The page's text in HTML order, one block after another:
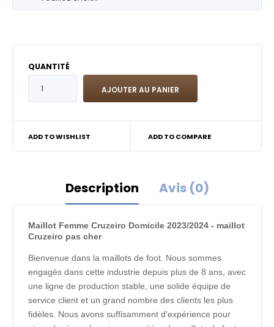
QUANTITÉ
ADD TO WISHLIST ADD TO COMPARE
Description Avis (0)
Maillot Femme Cruzeiro Domicile 2023/2024 - maillot
Cruzeiro pas cher
Bienvenue dans la maillots de foot. Nous sommes
engagés dans cette industrie depuis plus de 8 ans, avec
une ligne de production stable, une solide équipe de
service client et un grand nombre des clients les plus
fidèles. Nous avons suffisamment d'expérience pour